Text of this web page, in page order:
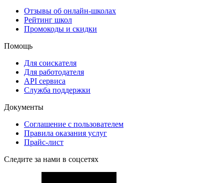
Отзывы об онлайн-школах
Рейтинг школ
Промокоды и скидки
Помощь
Для соискателя
Для работодателя
API сервиса
Служба поддержки
Документы
Соглашение с пользователем
Правила оказания услуг
Прайс-лист
Следите за нами в соцсетях